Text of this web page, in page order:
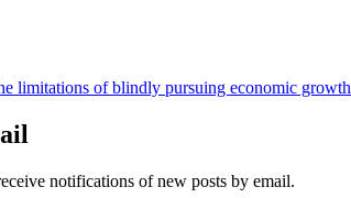
limitations of blindly pursuing economic
notifications of new posts by email.